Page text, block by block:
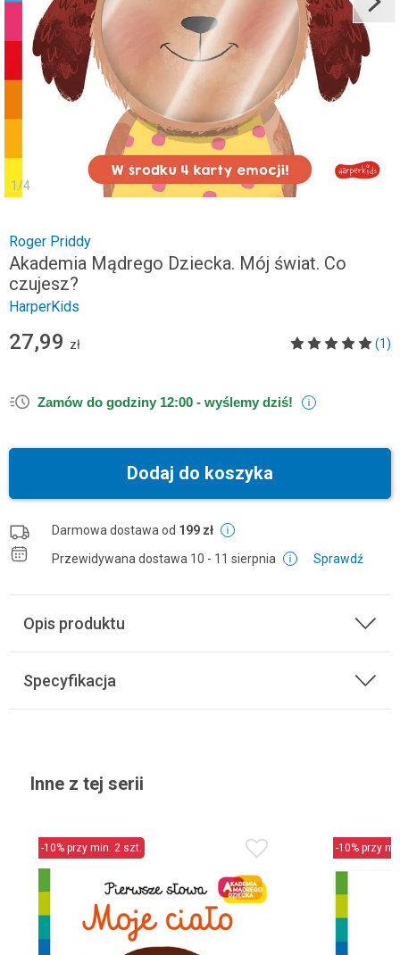
1 /4
Roger Priddy
Akademia Mądrego Dziecka. Mój świat. Co
czujesz?
HarperKids
27,99 zł (1)
Zamów do godziny 12:00 - wyślemy dziś!
Dodaj do koszyka
Darmowa dostawa od 199 zł
Przewidywana dostawa 10 - 11 sierpnia Sprawdź
Opis produktu
Specyfikacja
Inne z tej serii
-10% przy min. 2 szt. -10% przy